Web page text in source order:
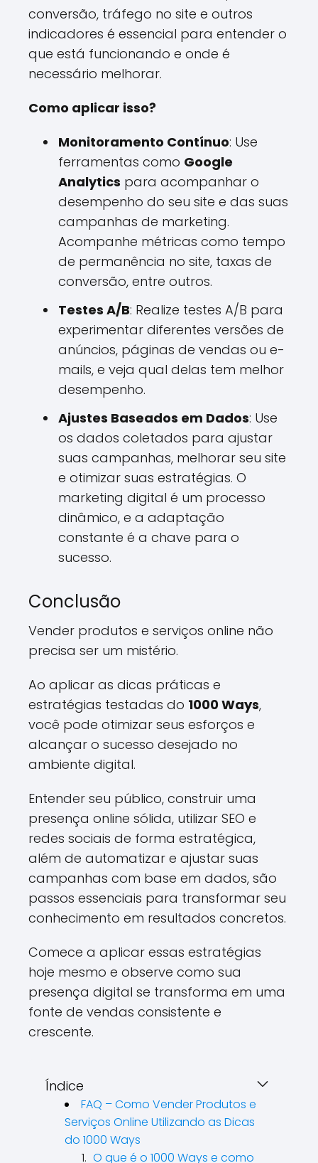
conversão, tráfego no site e outros
indicadores é essencial para entender o
que está funcionando e onde é
necessário melhorar.
Como aplicar isso?
Monitoramento Contínuo: Use
ferramentas como Google
Analytics para acompanhar o
desempenho do seu site e das suas
campanhas de marketing.
Acompanhe métricas como tempo
de permanência no site, taxas de
conversão, entre outros.
Testes A/B: Realize testes A/B para
experimentar diferentes versões de
anúncios, páginas de vendas ou e-
mails, e veja qual delas tem melhor
desempenho.
Ajustes Baseados em Dados: Use
os dados coletados para ajustar
suas campanhas, melhorar seu site
e otimizar suas estratégias. O
marketing digital é um processo
dinâmico, e a adaptação
constante é a chave para o
sucesso.
Conclusão
Vender produtos e serviços online não
precisa ser um mistério.
Ao aplicar as dicas práticas e
estratégias testadas do 1000 Ways,
você pode otimizar seus esforços e
alcançar o sucesso desejado no
ambiente digital.
Entender seu público, construir uma
presença online sólida, utilizar SEO e
redes sociais de forma estratégica,
além de automatizar e ajustar suas
campanhas com base em dados, são
passos essenciais para transformar seu
conhecimento em resultados concretos.
Comece a aplicar essas estratégias
hoje mesmo e observe como sua
presença digital se transforma em uma
fonte de vendas consistente e
crescente.
Índice
FAQ – Como Vender Produtos e
Serviços Online Utilizando as Dicas
do 1000 Ways
O que é o 1000 Ways e como